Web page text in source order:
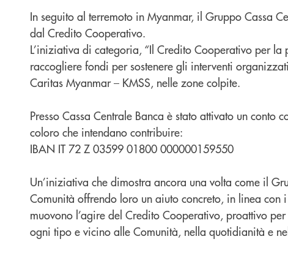
In seguito al terremoto in Myanmar, il Gruppo Cassa
dal Credito Cooperativo.
L’iniziativa di categoria, “Il Credito Cooperativo per
raccogliere fondi per sostenere gli interventi
Caritas Myanmar – KMSS, nelle zone colpite.
Presso Cassa Centrale Banca è stato attivato un conto
coloro che intendano contribuire:
IBAN IT 72 Z 03599 01800 000000159550
Un’iniziativa che dimostra ancora una volta come il
Comunità offrendo loro un aiuto concreto, in linea
muovono l’agire del Credito Cooperativo, proattivo
ogni tipo e vicino alle Comunità, nella quotidianità e